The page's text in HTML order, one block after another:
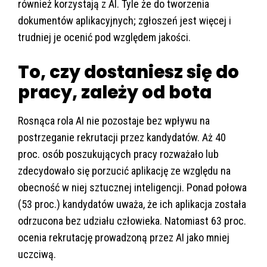
również korzystają z AI. Tyle że do tworzenia
dokumentów aplikacyjnych; zgłoszeń jest więcej i
trudniej je ocenić pod względem jakości.
To, czy dostaniesz się do
pracy, zależy od bota
Rosnąca rola AI nie pozostaje bez wpływu na
postrzeganie rekrutacji przez kandydatów. Aż 40
proc. osób poszukujących pracy rozważało lub
zdecydowało się porzucić aplikację ze względu na
obecność w niej sztucznej inteligencji. Ponad połowa
(53 proc.) kandydatów uważa, że ich aplikacja została
odrzucona bez udziału człowieka. Natomiast 63 proc.
ocenia rekrutację prowadzoną przez AI jako mniej
uczciwą.